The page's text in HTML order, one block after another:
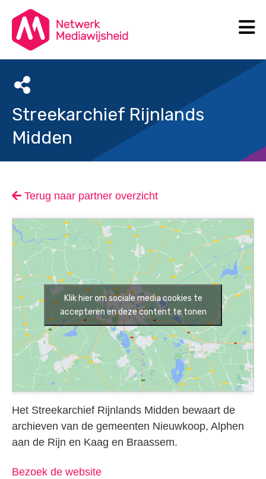
Streekarchief Rijnlands
Midden
Terug naar partner overzicht
Klik hier om sociale media cookies te
accepteren en deze content te tonen
Het Streekarchief Rijnlands Midden bewaart de
archieven van de gemeenten Nieuwkoop, Alphen
aan de Rijn en Kaag en Braassem.
Bezoek de website